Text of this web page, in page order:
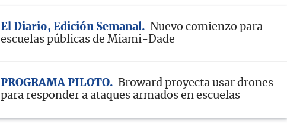
El Diario, Edición Semanal
Nuevo comienzo para
escuelas públicas de Miami-Dade
PROGRAMA PILOTO
Broward proyecta usar drones
para responder a ataques armados en escuelas